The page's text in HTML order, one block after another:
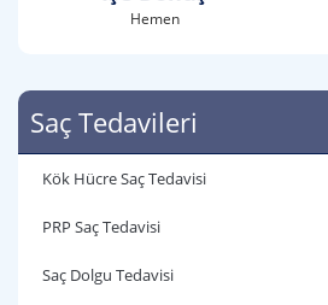
Hemen
Saç Tedavileri
Kök Hücre Saç Tedavisi
PRP Saç Tedavisi
Saç Dolgu Tedavisi